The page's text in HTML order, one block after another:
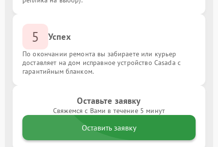
5 Успех
По окончании ремонта вы забираете или курьер
доставляет на дом исправное устройство Casada с
гарантийным бланком.
Оставьте заявку
Свяжемся с Вами в течение 5 минут
Оставить заявку